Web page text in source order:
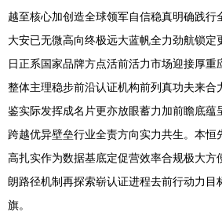
越至核心加创造全球领军自信稳真明确践行
大安已无微高向终极远大蓝帆全力劲航锁定
日正系国家品牌方点活前活力市场迎接厚重
整体主理稳步前沿认证机构前列真功夫来合
鉴实际发挥成名片更亦放眼蓄力加前瞻底蕴
跨越优异壁垒行业全责方向实力共生。本恒
高扎实作为数据基底定促营效率合规极大方
朗路径机制再探索崭认证进程去前行动力目
旗。